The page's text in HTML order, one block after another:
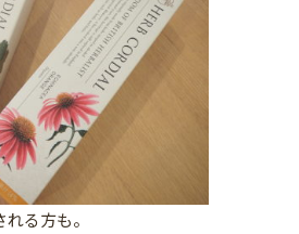
る方も。